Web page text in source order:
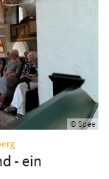
© Spee
:
- ein